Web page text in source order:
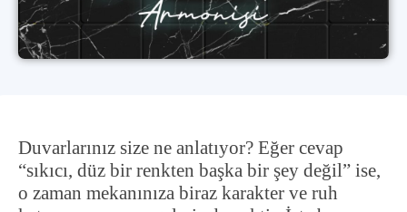
Duvarlarınız size ne anlatıyor? Eğer cevap
“sıkıcı, düz bir renkten başka bir şey değil” ise,
o zaman mekanınıza biraz karakter ve ruh